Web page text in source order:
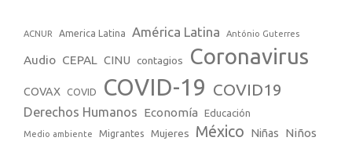
ACNUR America Latina América Latina António Guterres
Audio CEPAL CINU contagios Coronavirus
COVAX COVID COVID-19 COVID19
Derechos Humanos Economía Educación
Medio ambiente Migrantes Mujeres México Niñas Niños